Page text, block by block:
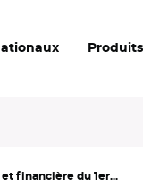
financière du 1er...